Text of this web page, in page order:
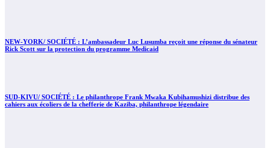
NEW-YORK/ SOCIÉTÉ : L’ambassadeur Luc Lusumba reçoit une réponse du sénateur
Rick Scott sur la protection du programme Medicaid
SUD-KIVU/ SOCIÉTÉ : Le philanthrope Frank Mwaka Kubihamushizi distribue des
cahiers aux écoliers de la chefferie de Kaziba, philanthrope légendaire